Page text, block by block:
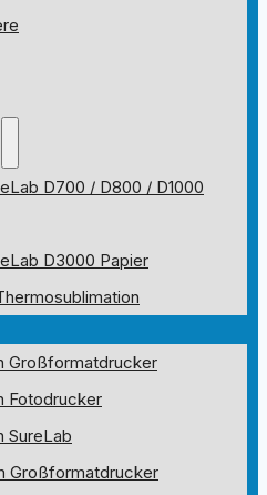
D700 / D800 / D1000
D3000 Papier
Großformatdrucker
Fotodrucker
SureLab
Großformatdrucker